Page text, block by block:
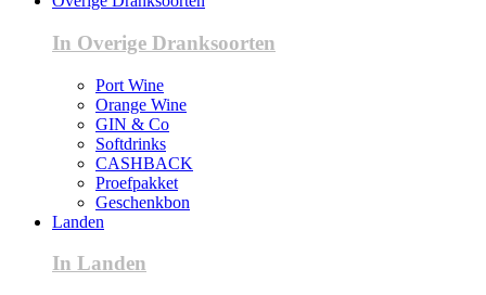
In Overige Dranksoorten
Port Wine
Orange Wine
GIN & Co
Softdrinks
CASHBACK
Proefpakket
Geschenkbon
Landen
In Landen